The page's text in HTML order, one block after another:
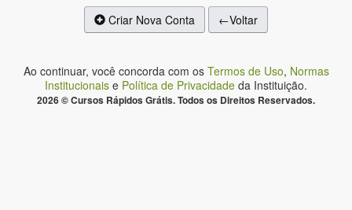
Criar Nova Conta ←Voltar
Ao continuar, você concorda com os Termos de Uso, Normas
Institucionais e Política de Privacidade da Instituição.
2026 © Cursos Rápidos Grátis. Todos os Direitos Reservados.